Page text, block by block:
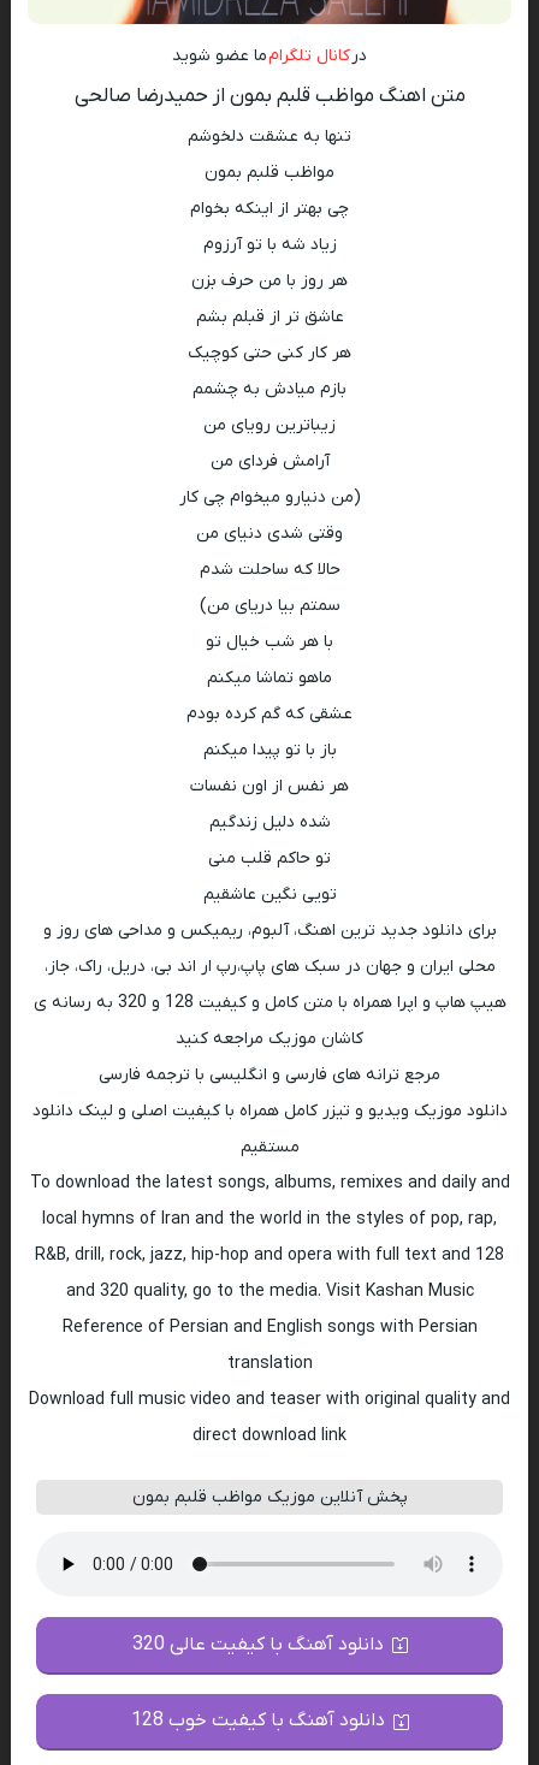
در کانال تلگرامما عضو شوید
متن اهنگ مواظب قلبم بمون از حمیدرضا صالحی
تنها به عشقت دلخوشم
مواظب قلبم بمون
چی بهتر از اینکه بخوام
زیاد شه با تو آرزوم
هر روز با من حرف بزن
عاشق تر از قبلم بشم
هر کار کنی حتی کوچیک
بازم میادش به چشمم
زیباترین رویای من
آرامش فردای من
(من دنیارو میخوام چی کار
وقتی شدی دنیای من
حالا که ساحلت شدم
سمتم بیا دریای من)
با هر شب خیال تو
ماهو تماشا میکنم
عشقی که گم کرده بودم
باز با تو پیدا میکنم
هر نفس از اون نفسات
شده دلیل زندگیم
تو حاکم قلب منی
تویی نگین عاشقیم
برای دانلود جدید ترین اهنگ، آلبوم، ریمیکس و مداحی های روز و
محلی ایران و جهان در سبک های پاپ،رپ ار اند بی، دریل، راک، جاز،
هیپ هاپ و اپرا همراه با متن کامل و کیفیت 128 و 320 به رسانه ی
کاشان موزیک مراجعه کنید
مرجع ترانه های فارسی و انگلیسی با ترجمه فارسی
دانلود موزیک ویدیو و تیزر کامل همراه با کیفیت اصلی و لینک دانلود
مستقیم
To download the latest songs, albums, remixes and daily and
local hymns of Iran and the world in the styles of pop, rap,
R&B, drill, rock, jazz, hip-hop and opera with full text and 128
and 320 quality, go to the media. Visit Kashan Music
Reference of Persian and English songs with Persian
translation
Download full music video and teaser with original quality and
direct download link
پخش آنلاین موزیک مواظب قلبم بمون
دانلود آهنگ با کیفیت عالی 320
دانلود آهنگ با کیفیت خوب 128